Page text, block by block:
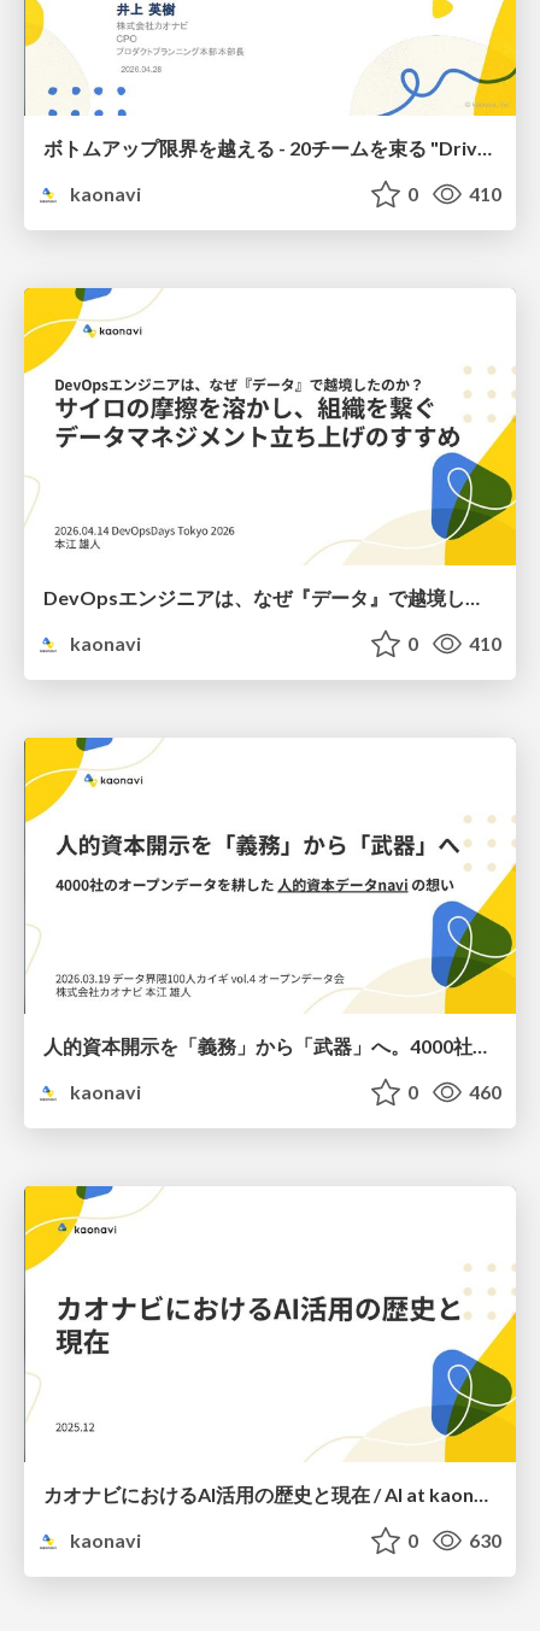
ボトムアップ限界を越える - 20チームを束る "Drive Map" / Beyond Bottom-Up: A 'Drive Map' for 20 Teams
kaonavi
0 410
kaonavi
0 410
人的資本開示を「義務」から「武器」へ。4000社のオープンデータを耕した「人的資本データnavi」の想い / Turning Human Capital Disclosure from "Obligation" to "Weapon": The Vision Behind "Human Capital Data navi" and its 4,000 Companies Open Data
kaonavi
0 460
カオナビにおけるAI活用の歴史と現在 / AI at kaonavi: Past and Present
kaonavi
0 630